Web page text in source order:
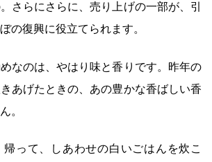
さらにさらに、売り上げの一部が、引
の復興に役立てられます。
なのは、やはり味と香りです。昨年の
あげたときの、あの豊かな香ばしい香
。
帰って、しあわせの白いごはんを炊こ